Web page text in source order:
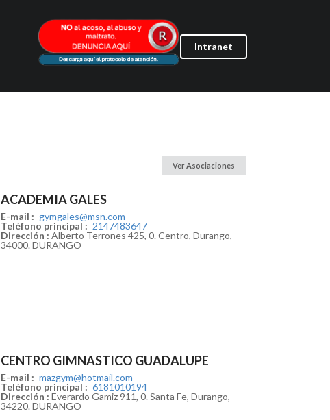
Intranet
Ver Asociaciones
ACADEMIA GALES
E-mail : gymgales@msn.com
Teléfono principal : 2147483647
Dirección : Alberto Terrones 425, 0. Centro, Durango,
34000. DURANGO
CENTRO GIMNASTICO GUADALUPE
E-mail : mazgym@hotmail.com
Teléfono principal : 6181010194
Dirección : Everardo Gamiz 911, 0. Santa Fe, Durango,
34220. DURANGO